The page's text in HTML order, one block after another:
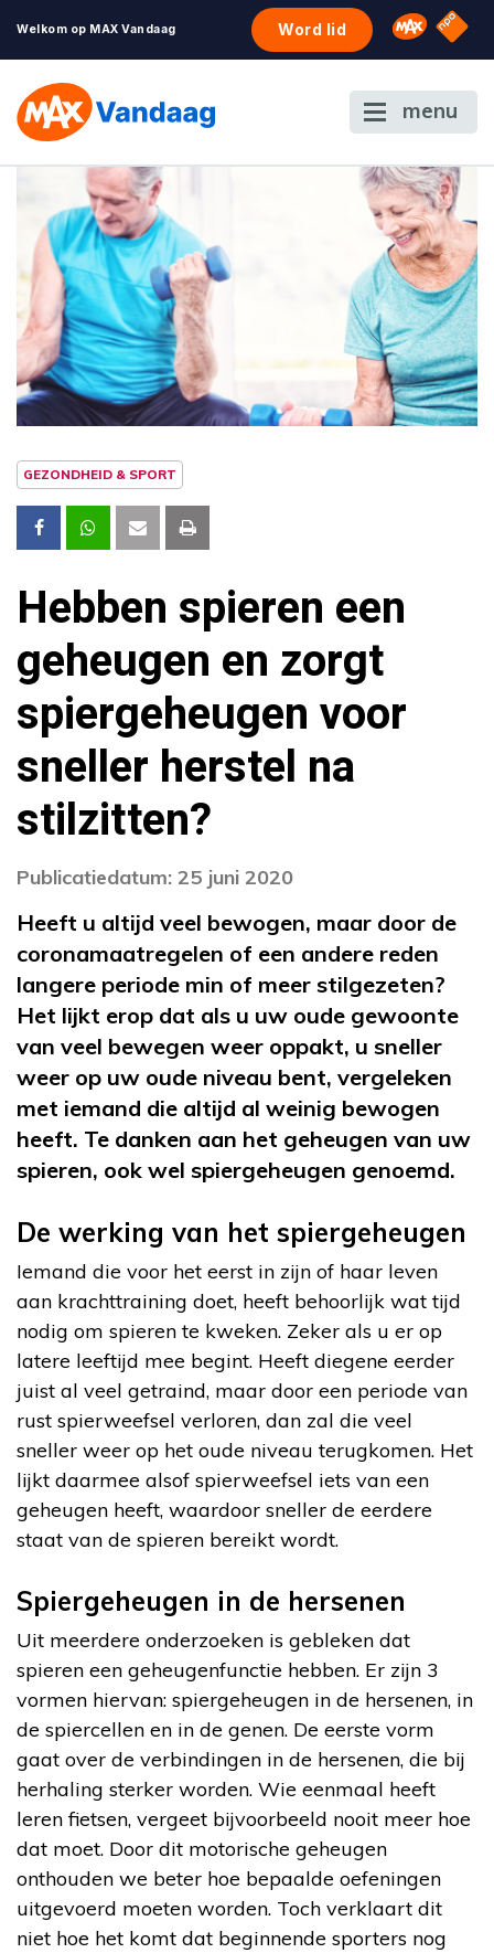
Welkom op MAX Vandaag Word lid Omroep
NPO
menu
GEZONDHEID & SPORT
Hebben spieren een
geheugen en zorgt
spiergeheugen voor
sneller herstel na
stilzitten?
Publicatiedatum: 25 juni 2020
Heeft u altijd veel bewogen, maar door de
coronamaatregelen of een andere reden
langere periode min of meer stilgezeten?
Het lijkt erop dat als u uw oude gewoonte
van veel bewegen weer oppakt, u sneller
weer op uw oude niveau bent, vergeleken
met iemand die altijd al weinig bewogen
heeft. Te danken aan het geheugen van uw
spieren, ook wel spiergeheugen genoemd.
De werking van het spiergeheugen
Iemand die voor het eerst in zijn of haar leven
aan krachttraining doet, heeft behoorlijk wat tijd
nodig om spieren te kweken. Zeker als u er op
latere leeftijd mee begint. Heeft diegene eerder
juist al veel getraind, maar door een periode van
rust spierweefsel verloren, dan zal die veel
sneller weer op het oude niveau terugkomen. Het
lijkt daarmee alsof spierweefsel iets van een
geheugen heeft, waardoor sneller de eerdere
staat van de spieren bereikt wordt.
Spiergeheugen in de hersenen
Uit meerdere onderzoeken is gebleken dat
spieren een geheugenfunctie hebben. Er zijn 3
vormen hiervan: spiergeheugen in de hersenen, in
de spiercellen en in de genen. De eerste vorm
gaat over de verbindingen in de hersenen, die bij
herhaling sterker worden. Wie eenmaal heeft
leren fietsen, vergeet bijvoorbeeld nooit meer hoe
dat moet. Door dit motorische geheugen
onthouden we beter hoe bepaalde oefeningen
uitgevoerd moeten worden. Toch verklaart dit
niet hoe het komt dat beginnende sporters nog